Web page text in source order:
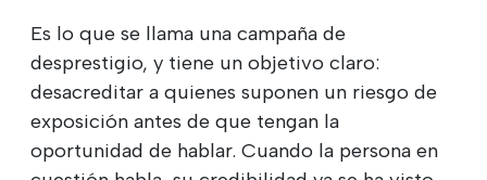
Es lo que se llama una campaña de
desprestigio, y tiene un objetivo claro:
desacreditar a quienes suponen un riesgo de
exposición antes de que tengan la
oportunidad de hablar. Cuando la persona en